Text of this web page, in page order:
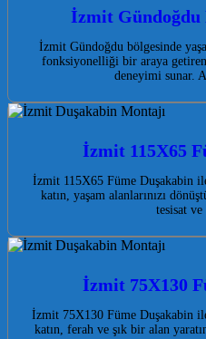
İzmit Gündoğdu
İzmit Gündoğdu bölgesinde
fonksiyonelliği bir araya
deneyimi sunar.
İzmit 115X65
İzmit 115X65 Füme Duşakabin
katın, yaşam alanlarınızı
tesisat
İzmit 75X130
İzmit 75X130 Füme Duşakabin
katın, ferah ve şık bir alan